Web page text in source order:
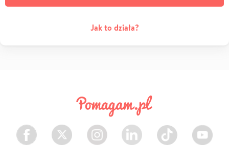
Jak to działa?
Facebook Twitter Instagram LinkedIn TikTok Youtube